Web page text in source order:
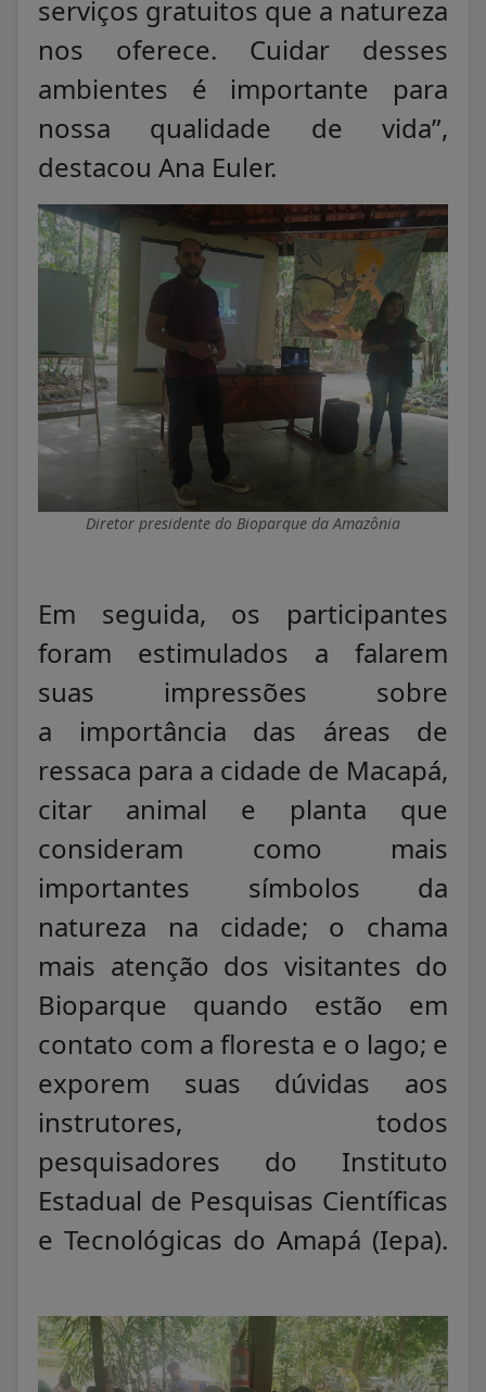
serviços gratuitos que a natureza
nos oferece. Cuidar desses
ambientes é importante para
nossa qualidade de vida”,
destacou Ana Euler.
Diretor presidente do Bioparque da Amazônia
Em seguida, os participantes
foram estimulados a falarem
suas impressões sobre
a importância das áreas de
ressaca para a cidade de Macapá,
citar animal e planta que
consideram como mais
importantes símbolos da
natureza na cidade; o chama
mais atenção dos visitantes do
Bioparque quando estão em
contato com a floresta e o lago; e
exporem suas dúvidas aos
instrutores, todos
pesquisadores do Instituto
Estadual de Pesquisas Científicas
e Tecnológicas do Amapá (Iepa).